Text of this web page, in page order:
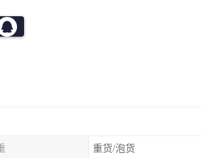
重货/泡货